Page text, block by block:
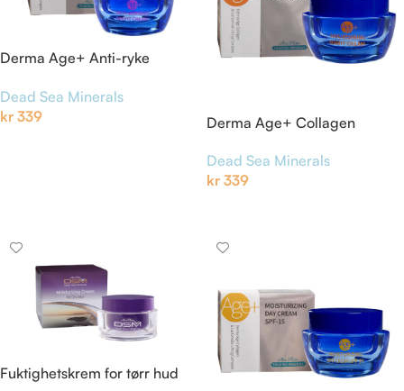
Derma Age+ Anti-ryke
Dead Sea Minerals
kr 339
Derma Age+ Collagen
Dead Sea Minerals
kr 339
Fuktighetskrem for tørr hud